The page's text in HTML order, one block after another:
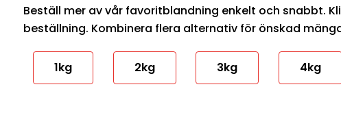
Beställ mer av vår favoritblandning enkelt och snabbt.
beställning. Kombinera flera alternativ för önskad
1kg 2kg 3kg 4kg